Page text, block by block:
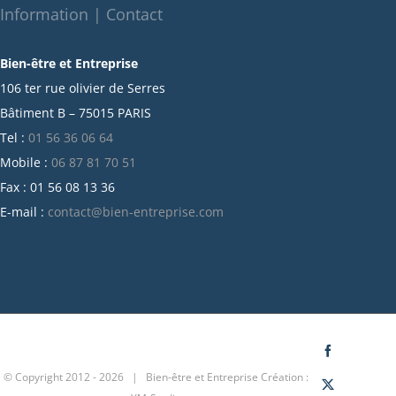
octobre 2021
juillet 2021
juin 2021
mai 2021
avril 2021
mars 2021
février 2021
janvier 2021
juin 2020
Information | Contact
Bien-être et Entreprise
106 ter rue olivier de Serres
Bâtiment B – 75015 PARIS
Tel : 01 56 36 06 64
Mobile : 06 87 81 70 51
Fax : 01 56 08 13 36
E-mail : contact@bien-entreprise.com
© Copyright 2012 -2026 | Bien-être et Entreprise Création :
Facebook
X